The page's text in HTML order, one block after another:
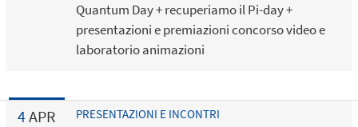
Quantum Day + recuperiamo il Pi-day +
presentazioni e premiazioni concorso video e
laboratorio animazioni
4APR PRESENTAZIONI E INCONTRI